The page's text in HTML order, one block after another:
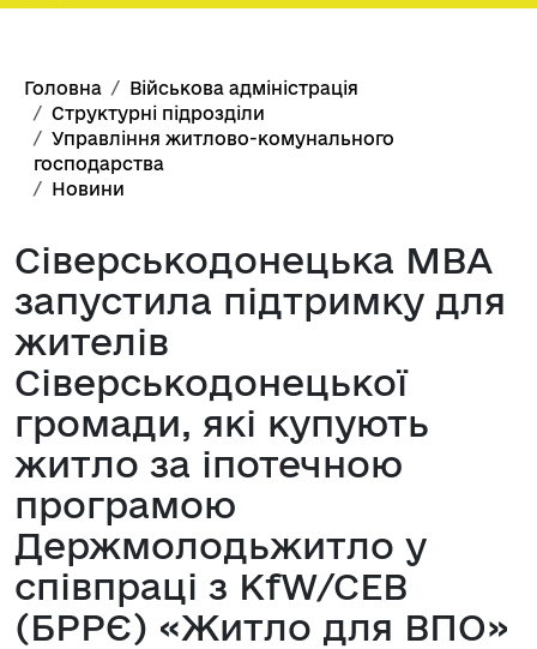
Рядок навіґації
Головна
Військова адміністрація
Структурні підрозділи
Управління житлово-комунального
господарства
Новини
Сіверськодонецька МВА
запустила підтримку для
жителів
Сіверськодонецької
громади, які купують
житло за іпотечною
програмою
Держмолодьжитло у
співпраці з KfW/CEB
(БРРЄ) «Житло для ВПО»